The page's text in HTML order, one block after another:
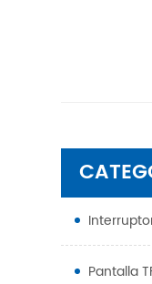
Pantalla